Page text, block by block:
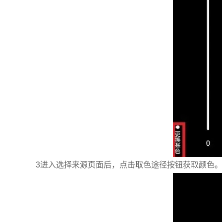
3进入选择来源页面后，点击取色途径按钮获取颜色。